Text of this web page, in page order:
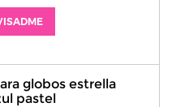
globos estrella
pastel